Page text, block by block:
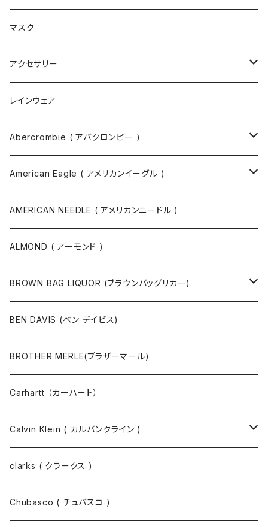
ブーツ
ショルダーバッグ
トートバッグ
ボディバッグ
バックパック
ツールバッグ
ボディバッグ・ヒップバッグ
ボストンバッグ / 旅行バッグ
ポーチ
マスク
アクセサリー
ネックレス
指輪
バングル
サングラス
マスク
ベルト
その他
マスクコード
財布 / キーケース
キーホルダー / スマホスタンド
レインウェア
Abercrombie ( アバクロンビー )
スウェット
カットソー
ニット
ジャケット・ブルゾン
コート
パンツ
パーカ
American Eagle ( アメリカンイーグル )
ニット
スウェット
カットソー
パンツ
ジャケット・ブルゾン
コート
シャツ
AMERICAN NEEDLE ( アメリカンニードル )
ALMOND ( アーモンド )
BROWN BAG LIQUOR (ブラウンバッグリカー)
半袖Tシャツ
長袖Tシャツ
半袖シャツ
長袖シャツ
スウェット
パーカー
BEN DAVIS (ベン デイビス)
BROTHER MERLE(ブラザーマール)
Carhartt （カーハート）
Calvin Klein ( カルバンクライン )
ジャケット
パーカー
clarks ( クラークス )
Chubasco ( チュバスコ )